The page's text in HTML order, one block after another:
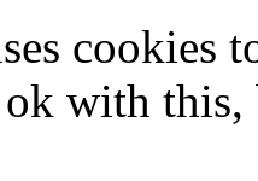
cookies
ok with